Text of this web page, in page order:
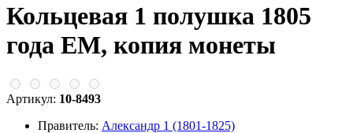
Кольцевая 1 полушка 1805
года ЕМ, копия монеты
Артикул: 10-8493
Правитель: Александр 1 (1801-1825)